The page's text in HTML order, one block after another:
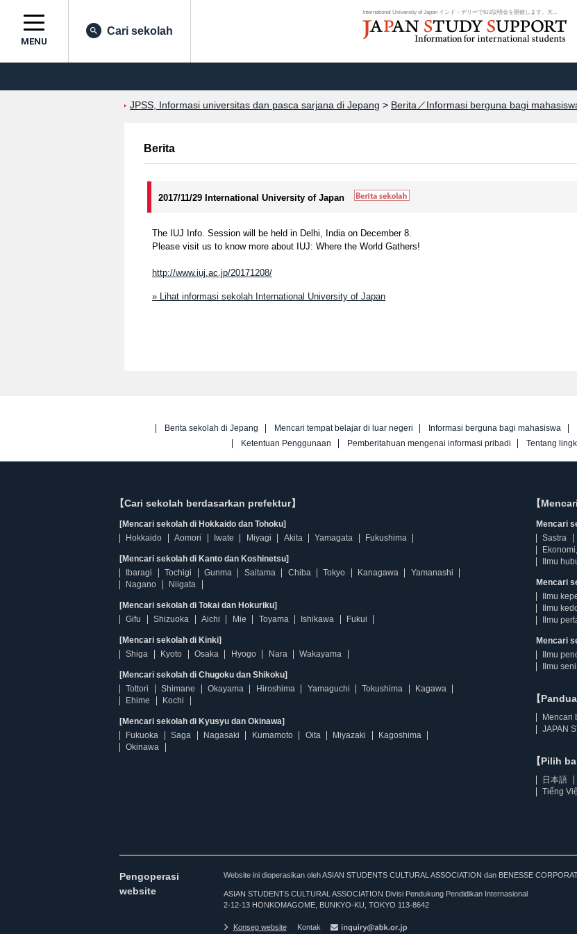
International University of Japan インド・デリーでIUJ説明会を開催します。大...
MENU
Cari sekolah
JPSS, Informasi universitas dan pasca sarjana di Jepang > Berita／Informasi berguna bagi
Berita
2017/11/29 International University of Japan
The IUJ Info. Session will be held in Delhi, India on December 8.
Please visit us to know more about IUJ: Where the World Gathers!
http://www.iuj.ac.jp/20171208/
» Lihat informasi sekolah International University of Japan
Berita sekolah di Jepang Mencari tempat belajar di luar negeri Informasi berguna bagi mahasiswa
Ketentuan Penggunaan
Pemberitahuan mengenai informasi pribadi Tentang
【Cari sekolah berdasarkan prefektur】
[Mencari sekolah di Hokkaido dan Tohoku]
Hokkaido
Aomori Iwate Miyagi Akita Yamagata Fukushima
[Mencari sekolah di Kanto dan Koshinetsu]
Ibaragi
Tochigi Gunma Saitama Chiba Tokyo Kanagawa
Yamanashi
Nagano
Niigata
[Mencari sekolah di Tokai dan Hokuriku]
Gifu
Shizuoka Aichi Mie Toyama Ishikawa Fukui
[Mencari sekolah di Kinki]
Shiga
Kyoto Osaka Hyogo Nara Wakayama
[Mencari sekolah di Chugoku dan Shikoku]
Tottori
Shimane Okayama Hiroshima Yamaguchi Tokushima
Kagawa
Ehime
Kochi
[Mencari sekolah di Kyusyu dan Okinawa]
Fukuoka
Saga Nagasaki Kumamoto Oita Miyazaki
Kagoshima
Okinawa
【
Mencari
Sastra
Ilmu
Mencari
Ilmu
Ilmu
Ilmu
Mencari
Ilmu
Ilmu seni
【
Mencari
JAPAN
【Pilih
日本語
Tiếng
Pengoperasi
website
Website ini dioperasikan oleh ASIAN STUDENTS CULTURAL ASSOCIATION dan BENESSE
ASIAN STUDENTS CULTURAL ASSOCIATION Divisi Pendukung Pendidikan Internasional
2-12-13 HONKOMAGOME, BUNKYO-KU, TOKYO 113-8642
Konsep website Kontak